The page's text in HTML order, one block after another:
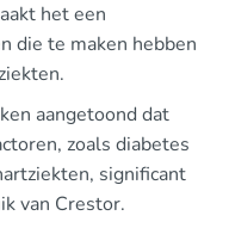
het een
die te maken hebben
aangetoond dat
zoals diabetes
significant
van Crestor.